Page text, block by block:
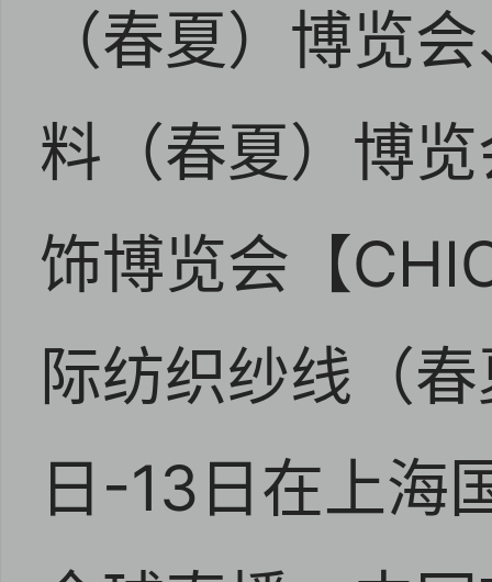
（春夏）博览
料（春夏）博
饰博览会【
际纺织纱线（
日-13日在上海